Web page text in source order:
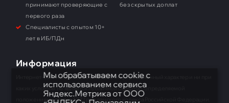
принимают проверяющие с
первого раза
без скрытых доплат
Специалисты с опытом 10+
лет в ИБ/ПДн
Информация
Интернет-сайт носит исключительно информационный характер и ни при
каких условиях не является публичной офертой, определяемой
положениями статьи 437 Гражданского кодекса Российской Федерации.
Мы обрабатываем cookie с
использованием сервиса
Яндекс.Метрика от ООО